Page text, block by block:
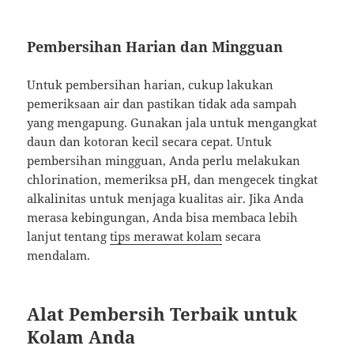
Pembersihan Harian dan Mingguan
Untuk pembersihan harian, cukup lakukan
pemeriksaan air dan pastikan tidak ada sampah
yang mengapung. Gunakan jala untuk mengangkat
daun dan kotoran kecil secara cepat. Untuk
pembersihan mingguan, Anda perlu melakukan
chlorination, memeriksa pH, dan mengecek tingkat
alkalinitas untuk menjaga kualitas air. Jika Anda
merasa kebingungan, Anda bisa membaca lebih
lanjut tentangtips merawat kolam secara
mendalam.
Alat Pembersih Terbaik untuk
Kolam Anda